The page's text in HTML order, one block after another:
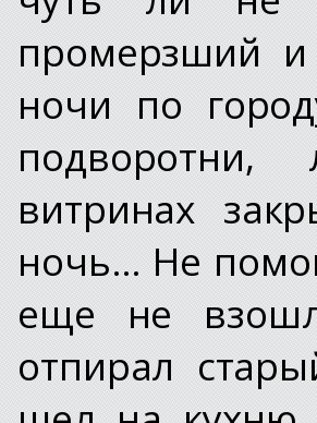
промерзший
ночи по
витринах
ночь… Не
еще не
отпирал